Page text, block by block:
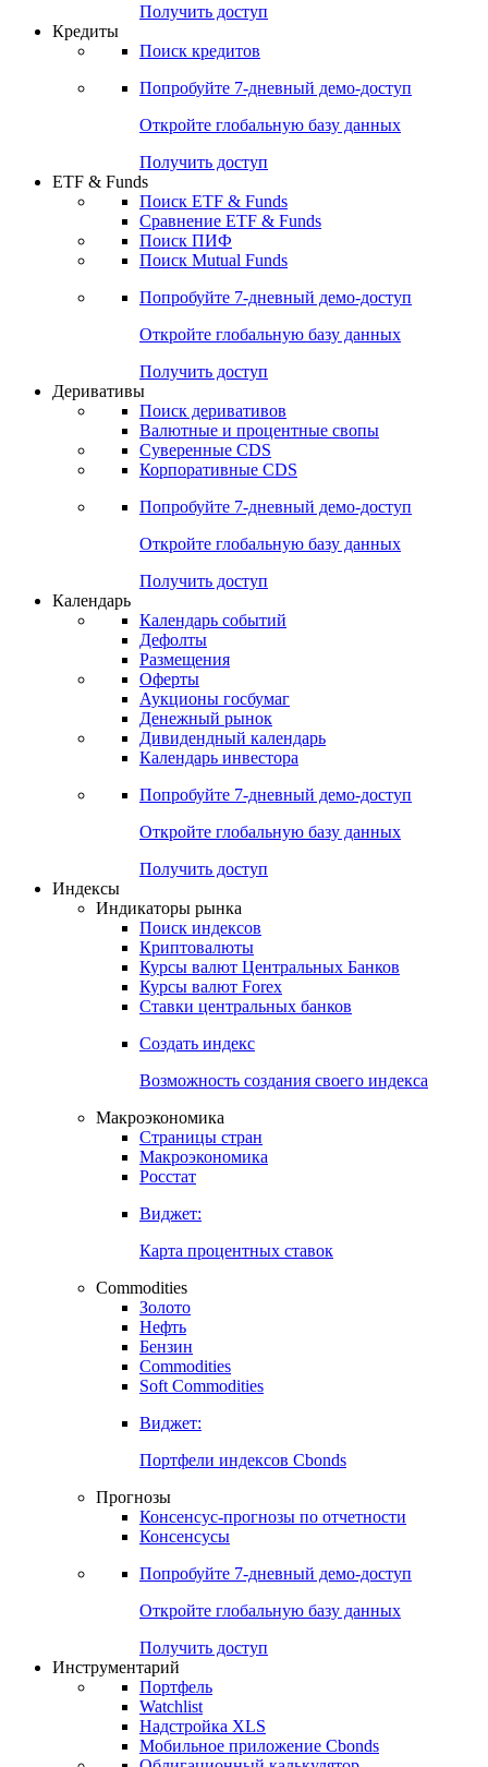
Получить доступ
Кредиты
Поиск кредитов
Попробуйте 7-дневный демо-доступ
Откройте глобальную базу данных
Получить доступ
ETF & Funds
Поиск ETF & Funds
Сравнение ETF & Funds
Поиск ПИФ
Поиск Mutual Funds
Попробуйте 7-дневный демо-доступ
Откройте глобальную базу данных
Получить доступ
Деривативы
Поиск деривативов
Валютные и процентные свопы
Суверенные CDS
Корпоративные CDS
Попробуйте 7-дневный демо-доступ
Откройте глобальную базу данных
Получить доступ
Календарь
Календарь событий
Дефолты
Размещения
Оферты
Аукционы госбумаг
Денежный рынок
Дивидендный календарь
Календарь инвестора
Попробуйте 7-дневный демо-доступ
Откройте глобальную базу данных
Получить доступ
Индексы
Индикаторы рынка
Поиск индексов
Криптовалюты
Курсы валют Центральных Банков
Курсы валют Forex
Ставки центральных банков
Создать индекс
Возможность создания своего индекса
Макроэкономика
Страницы стран
Макроэкономика
Росстат
Виджет:
Карта процентных ставок
Commodities
Золото
Нефть
Бензин
Commodities
Soft Commodities
Виджет:
Портфели индексов Cbonds
Прогнозы
Консенсус-прогнозы по отчетности
Консенсусы
Попробуйте 7-дневный демо-доступ
Откройте глобальную базу данных
Получить доступ
Инструментарий
Портфель
Watchlist
Надстройка XLS
Мобильное приложение Cbonds